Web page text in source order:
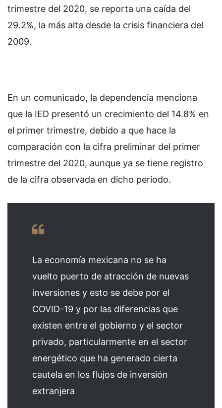
trimestre del 2020, se reporta una caída del
29.2%, la más alta desde la crisis financiera del
2009.
En un comunicado, la dependencia menciona
que la IED presentó un crecimiento del 14.8% en
el primer trimestre, debido a que hace la
comparación con la cifra preliminar del primer
trimestre del 2020, aunque ya se tiene registro
de la cifra observada en dicho periodo.
La economía mexicana no se ha
vuelto puerto de atracción de nuevas
inversiones y esto se debe por el
COVID-19 y por las diferencias que
existen entre el gobierno y el sector
privado, particularmente en el sector
energético que ha generado cierta
cautela en los flujos de inversión
extranjera